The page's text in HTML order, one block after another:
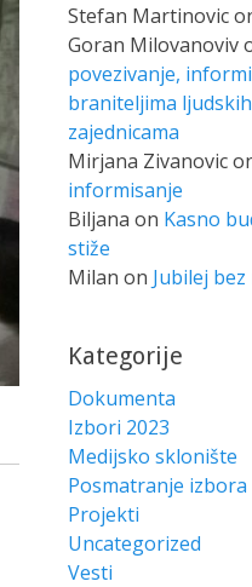
Stefan Martinovic
Goran Milovanoviv
povezivanje,
braniteljima
zajednicama
Mirjana Zivanovic
informisanje
Biljana on Kasno
stiže
Milan on Jubilej
Kategorije
Dokumenta
Izbori 2023
Medijsko sklonište
Posmatranje izbora
Projekti
Uncategorized
Vesti